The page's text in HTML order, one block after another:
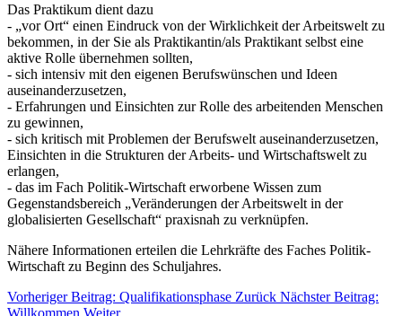
Das Praktikum dient dazu
- „vor Ort“ einen Eindruck von der Wirklichkeit der Arbeitswelt zu
bekommen, in der Sie als Praktikantin/als Praktikant selbst eine
aktive Rolle übernehmen sollten,
- sich intensiv mit den eigenen Berufswünschen und Ideen
auseinanderzusetzen,
- Erfahrungen und Einsichten zur Rolle des arbeitenden Menschen
zu gewinnen,
- sich kritisch mit Problemen der Berufswelt auseinanderzusetzen,
Einsichten in die Strukturen der Arbeits- und Wirtschaftswelt zu
erlangen,
- das im Fach Politik-Wirtschaft erworbene Wissen zum
Gegenstandsbereich „Veränderungen der Arbeitswelt in der
globalisierten Gesellschaft“ praxisnah zu verknüpfen.
Nähere Informationen erteilen die Lehrkräfte des Faches Politik-
Wirtschaft zu Beginn des Schuljahres.
Vorheriger Beitrag: Qualifikationsphase Zurück Nächster Beitrag:
Willkommen Weiter